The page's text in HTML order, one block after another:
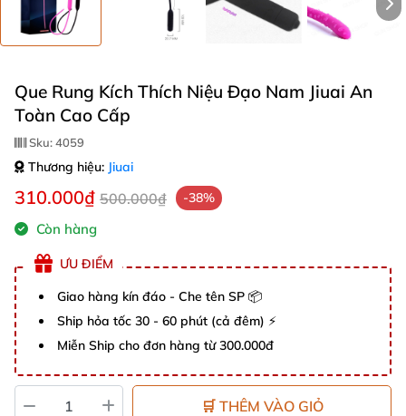
Que Rung Kích Thích Niệu Đạo Nam Jiuai An
Toàn Cao Cấp
Sku:4059
Thương hiệu: Jiuai
310.000₫ 500.000₫ -38%
Còn hàng
ƯU ĐIỂM
Giao hàng kín đáo - Che tên SP 📦
Ship hỏa tốc 30 - 60 phút (cả đêm) ⚡
Miễn Ship cho đơn hàng từ 300.000đ
🛒 THÊM VÀO GIỎ